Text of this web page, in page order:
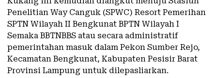
Penelitian Way Canguk (SPWC) Resort Pemerihan
SPTN Wilayah II Bengkunat BPTN Wilayah I
Semaka BBTNBBS atau secara administratif
pemerintahan masuk dalam Pekon Sumber Rejo,
Kecamatan Bengkunat, Kabupaten Pesisir Barat
Provinsi Lampung untuk dilepasliarkan.